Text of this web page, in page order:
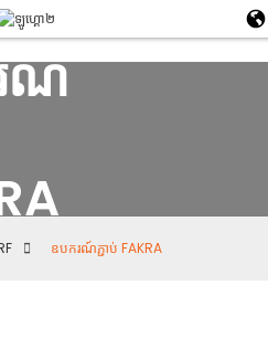
ណ៍
ឧបករណ៍ភ្ជាប់ FAKRA